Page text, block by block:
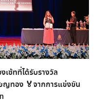
ซ้ทที่ได้รับรางวัล
ญทอง 🏅จากการแข่งขัน